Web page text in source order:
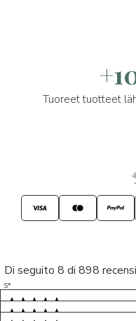
Tuoreet tuotteet
Di seguito 8 di 898
S* 5/
LP 5/
M* 5/